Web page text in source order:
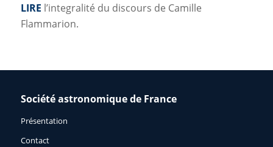
LIRE l’integralité du discours de Camille
Flammarion.
Société astronomique de France
Présentation
Contact